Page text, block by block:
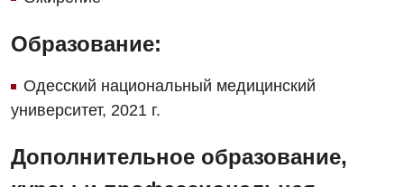
Нейрохирургия
Ортопедия и травматология
Отделение интенсивной терапии
Образование:
Одесский национальный медицинский
университет, 2021 г.
Дополнительное образование,